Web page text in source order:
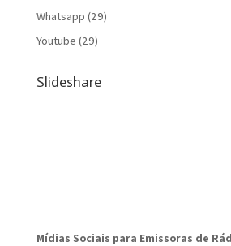
Whatsapp (29)
Youtube (29)
Slideshare
Mídias Sociais para Emissoras de